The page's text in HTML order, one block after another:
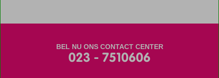
BEL NU ONS CONTACT CENTER
023 - 7510606